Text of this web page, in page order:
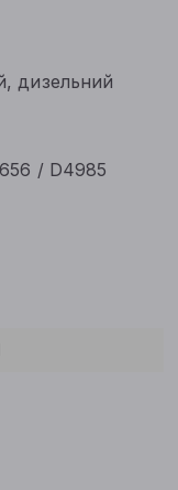
дизельний
/ D4985